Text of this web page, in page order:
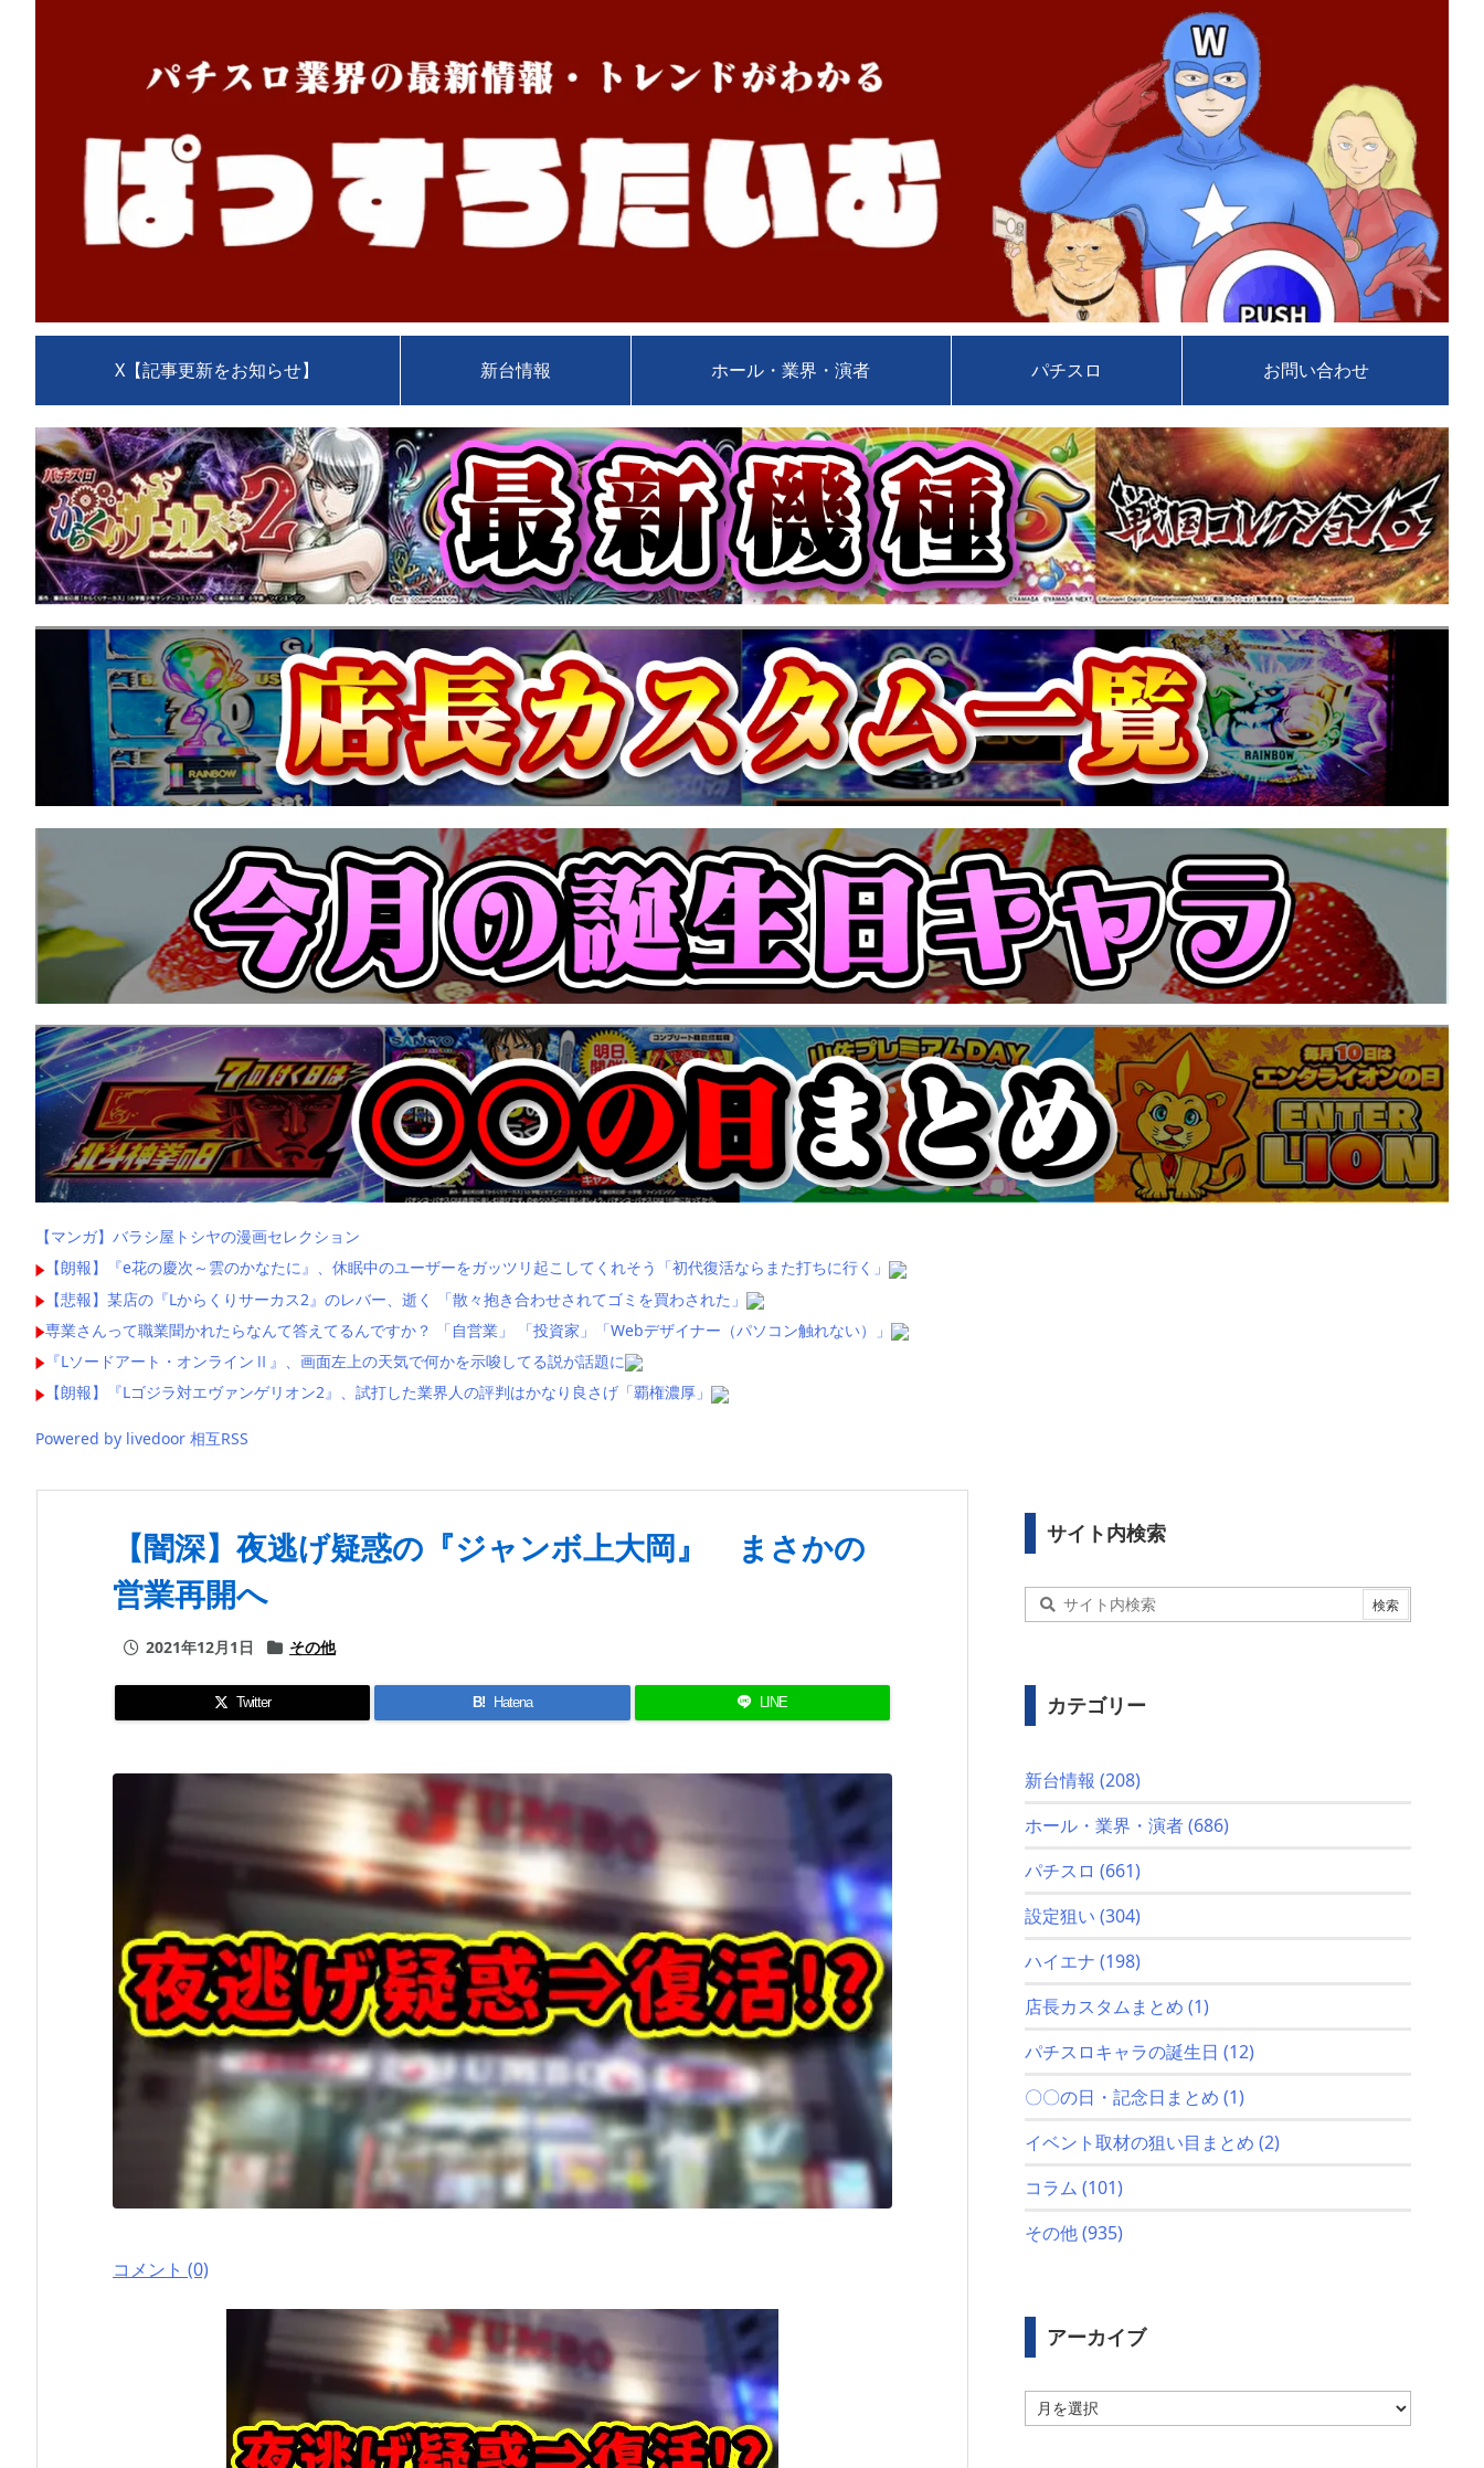
X【記事更新をお知らせ】 新台情報 ホール・業界・演者 パチスロ お問い合わせ
【マンガ】バラシ屋トシヤの漫画セレクション
【朗報】『e花の慶次～雲のかなたに』、休眠中のユーザーをガッツリ起こしてくれそう「初代復活ならまた打ちに行く」
【悲報】某店の『Lからくりサーカス2』のレバー、逝く 「散々抱き合わせされてゴミを買わされた」
専業さんって職業聞かれたらなんて答えてるんですか？ 「自営業」 「投資家」「Webデザイナー（パソコン触れない）」
『Lソードアート・オンラインⅡ』、画面左上の天気で何かを示唆してる説が話題に
【朗報】『Lゴジラ対エヴァンゲリオン2』、試打した業界人の評判はかなり良さげ「覇権濃厚」
Powered by livedoor 相互RSS
【闇深】夜逃げ疑惑の『ジャンボ上大岡』 まさかの
営業再開へ
2021年12月1日 その他
Twitter B! Hatena LINE
コメント (0)
サイト内検索
カテゴリー
新台情報 (208)
ホール・業界・演者(686)
パチスロ (661)
設定狙い (304)
ハイエナ (198)
店長カスタムまとめ (1)
パチスロキャラの誕生日 (12)
〇〇の日・記念日まとめ (1)
イベント取材の狙い目まとめ (2)
コラム (101)
その他(935)
アーカイブ
ー